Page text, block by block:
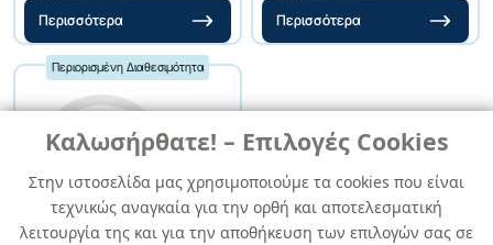
Καλωσήρθατε! – Επιλογές Cookies
Στην ιστοσελίδα μας χρησιμοποιούμε τα cookies που είναι
τεχνικώς αναγκαία για την ορθή και αποτελεσματική
λειτουργία της και για την αποθήκευση των επιλογών σας σε
Περισσότερα
Περισσότερα
Περιορισμένη Διαθεσιμότητα